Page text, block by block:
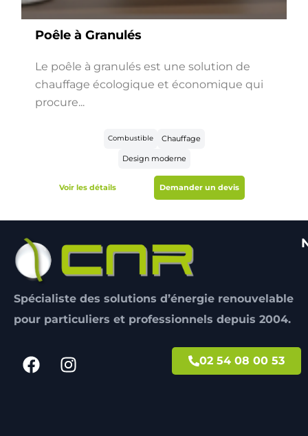
Poêle à Granulés
Le poêle à granulés est une solution de
chauffage écologique et économique qui
procure...
Combustible Chauffage
Design moderne
Voir les détails Demander un devis
Spécialiste des solutions d’énergie renouvelable
pour particuliers et professionnels depuis 2004.
02 54 08 00 53